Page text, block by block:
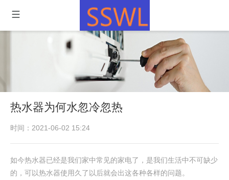
热水器为何水忽冷忽热
时间：2021-06-02 15:24
如今热水器已经是我们家中常见的家电了，是我们生活中不可缺少
的，可以热水器使用久了以后就会出这各种各样的问题。